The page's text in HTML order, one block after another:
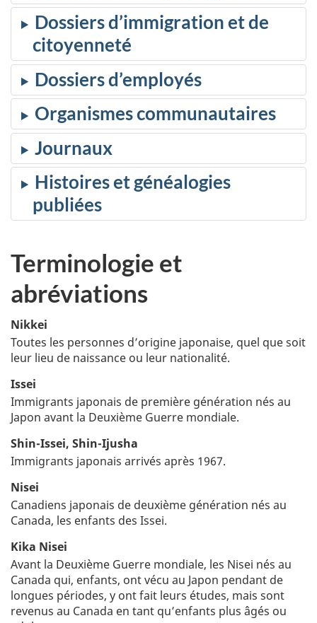
Dossiers d’immigration et de
citoyenneté
Dossiers d’employés
Organismes communautaires
Journaux
Histoires et généalogies
publiées
Terminologie et
abréviations
Nikkei
Toutes les personnes d’origine japonaise, quel que soit
leur lieu de naissance ou leur nationalité.
Issei
Immigrants japonais de première génération nés au
Japon avant la Deuxième Guerre mondiale.
Shin-Issei, Shin-Ijusha
Immigrants japonais arrivés après 1967.
Nisei
Canadiens japonais de deuxième génération nés au
Canada, les enfants des Issei.
Kika Nisei
Avant la Deuxième Guerre mondiale, les Nisei nés au
Canada qui, enfants, ont vécu au Japon pendant de
longues périodes, y ont fait leurs études, mais sont
revenus au Canada en tant qu’enfants plus âgés ou